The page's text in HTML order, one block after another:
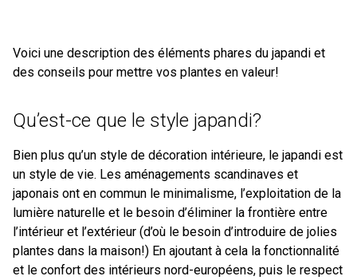
Voici une description des éléments phares du japandi et
des conseils pour mettre vos plantes en valeur!
Qu’est-ce que le style japandi?
Bien plus qu’un style de décoration intérieure, le japandi est
un style de vie. Les aménagements scandinaves et
japonais ont en commun le minimalisme, l’exploitation de la
lumière naturelle et le besoin d’éliminer la frontière entre
l’intérieur et l’extérieur (d’où le besoin d’introduire de jolies
plantes dans la maison!) En ajoutant à cela la fonctionnalité
et le confort des intérieurs nord-européens, puis le respect